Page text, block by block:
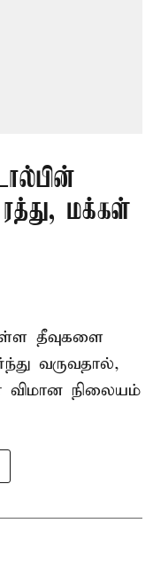
மக்கள்
தீவுகளை
வருவதால்,
நிலையம்